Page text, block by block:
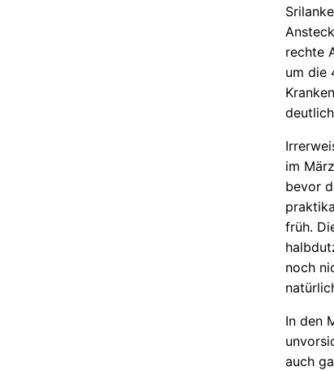
rechte
um die
im
bevor
früh.
noch
In den
auch